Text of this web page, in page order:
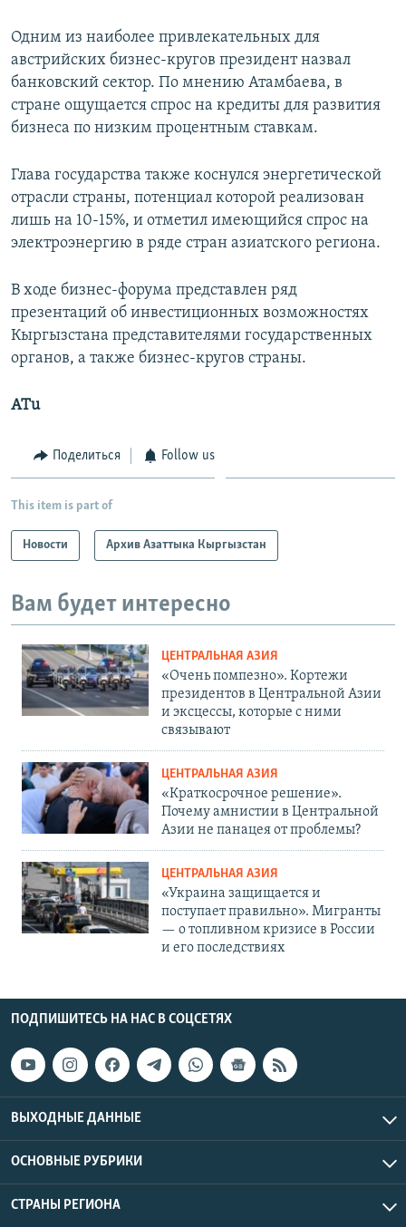
Одним из наиболее привлекательных для
австрийских бизнес-кругов президент назвал
банковский сектор. По мнению Атамбаева, в
стране ощущается спрос на кредиты для развития
бизнеса по низким процентным ставкам.
Глава государства также коснулся энергетической
отрасли страны, потенциал которой реализован
лишь на 10-15%, и отметил имеющийся спрос на
электроэнергию в ряде стран азиатского региона.
В ходе бизнес-форума представлен ряд
презентаций об инвестиционных возможностях
Кыргызстана представителями государственных
органов, а также бизнес-кругов страны.
ATu
Поделиться Follow us
This item is part of
Новости Архив Азаттыка Кыргызстан
Вам будет интересно
ЦЕНТРАЛЬНАЯ АЗИЯ
«Очень помпезно». Кортежи
президентов в Центральной Азии
и эксцессы, которые с ними
связывают
ЦЕНТРАЛЬНАЯ АЗИЯ
«Краткосрочное решение».
Почему амнистии в Центральной
Азии не панацея от проблемы?
ЦЕНТРАЛЬНАЯ АЗИЯ
«Украина защищается и
поступает правильно». Мигранты
— о топливном кризисе в России
и его последствиях
ПОДПИШИТЕСЬ НА НАС В СОЦСЕТЯХ
ВЫХОДНЫЕ ДАННЫЕ
ОСНОВНЫЕ РУБРИКИ
СТРАНЫ РЕГИОНА